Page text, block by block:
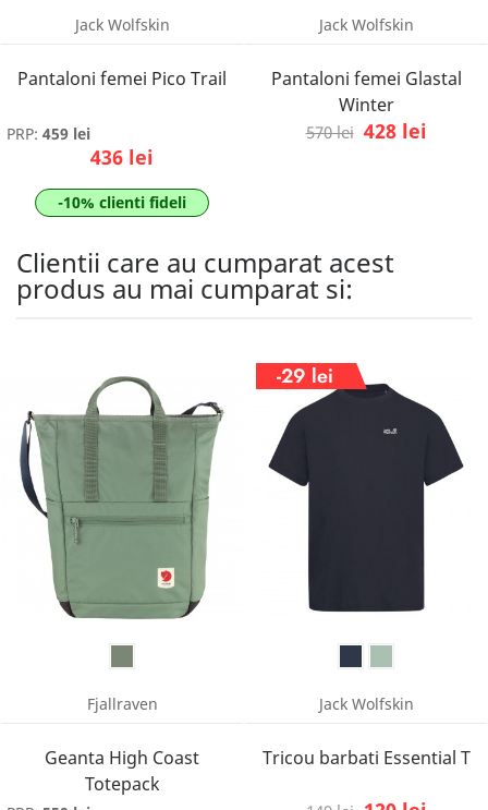
Jack Wolfskin
Pantaloni femei Pico Trail
PRP: 459 lei
436 lei
-10% clienti fideli
Jack Wolfskin
Pantaloni femei Glastal
Winter
570 lei 428 lei
Clientii care au cumparat acest
produs au mai cumparat si:
Fjallraven
Geanta High Coast
Totepack
-29 lei
Jack Wolfskin
Tricou barbati Essential T